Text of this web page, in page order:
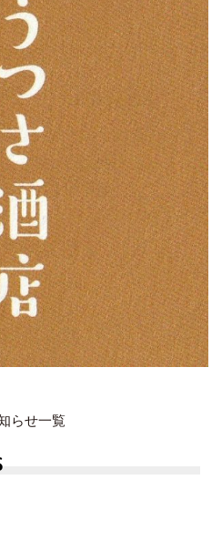
らせ一覧